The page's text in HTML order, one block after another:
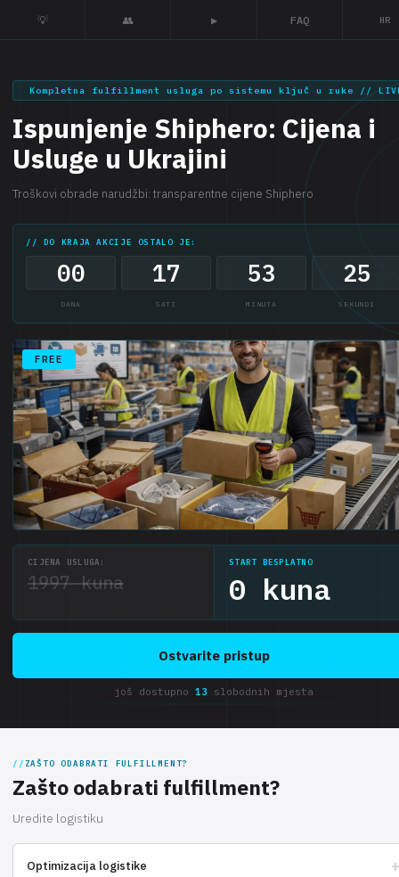
💡 👥 ▶ FAQ HR
Kompletna fulfillment usluga po sistemu ključ u ruke //
Ispunjenje Shiphero: Cijena i
Usluge u Ukrajini
Troškovi obrade narudžbi: transparentne cijene Shiphero
// DO KRAJA AKCIJE OSTALO JE:
00
DANA
17
SATI
53
MINUTA
24
SEKUNDI
FREE
CIJENA USLUGA:
1997 kuna
START BESPLATNO
0 kuna
Ostvarite pristup
još dostupno 13 slobodnih mjesta
ZAŠTO ODABRATI FULFILLMENT?
Zašto odabrati fulfillment?
Uredite logistiku
Optimizacija logistike